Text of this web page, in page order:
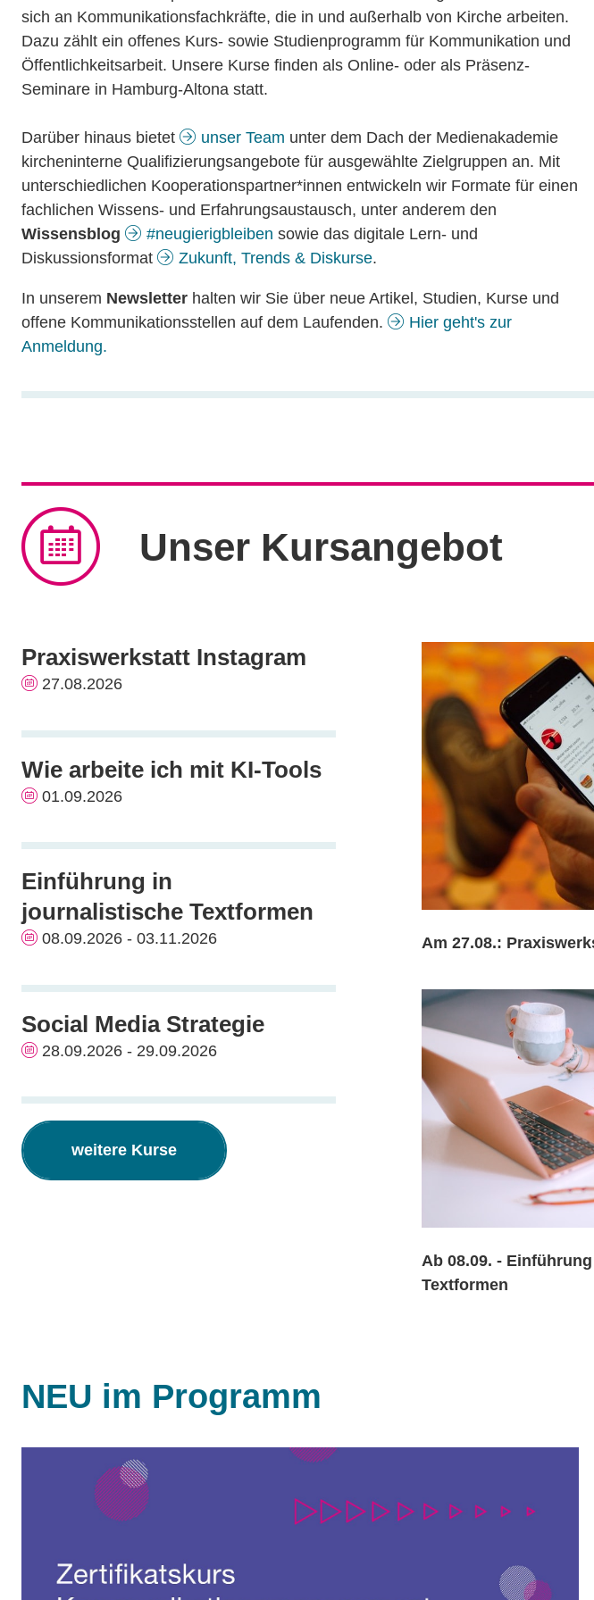
sich an Kommunikationsfachkräfte, die in und außerhalb von Kirche arbeiten.
Dazu zählt ein offenes Kurs- sowie Studienprogramm für Kommunikation und
Öffentlichkeitsarbeit. Unsere Kurse finden als Online- oder als Präsenz-
Seminare in Hamburg-Altona statt.
Darüber hinaus bietet unser Team unter dem Dach der Medienakademie
kircheninterne Qualifizierungsangebote für ausgewählte Zielgruppen an. Mit
unterschiedlichen Kooperationspartner*innen entwickeln wir Formate für einen
fachlichen Wissens- und Erfahrungsaustausch, unter anderem den
Wissensblog
#neugierigbleiben sowie das digitale Lern- und
Diskussionsformat
Zukunft, Trends & Diskurse.
In unserem Newsletter halten wir Sie über neue Artikel, Studien, Kurse und
offene Kommunikationsstellen auf dem Laufenden.
Hier geht's zur
Anmeldung.
Unser Kursangebot
Praxiswerkstatt Instagram
27.08.2026
Wie arbeite ich mit KI-Tools
01.09.2026
Einführung in
journalistische Textformen
08.09.2026 - 03.11.2026
Social Media Strategie
28.09.2026 - 29.09.2026
weitere Kurse
Am 27.08.:
Ab 08.09. -
Textformen
NEU im Programm